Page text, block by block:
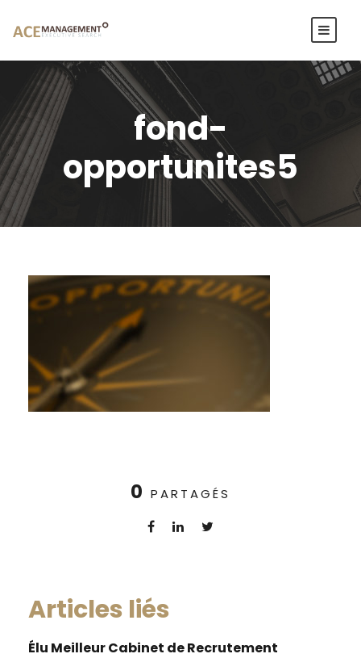
fond-
opportunites5
0 PARTAGÉS
Articles liés
Élu Meilleur Cabinet de Recrutement